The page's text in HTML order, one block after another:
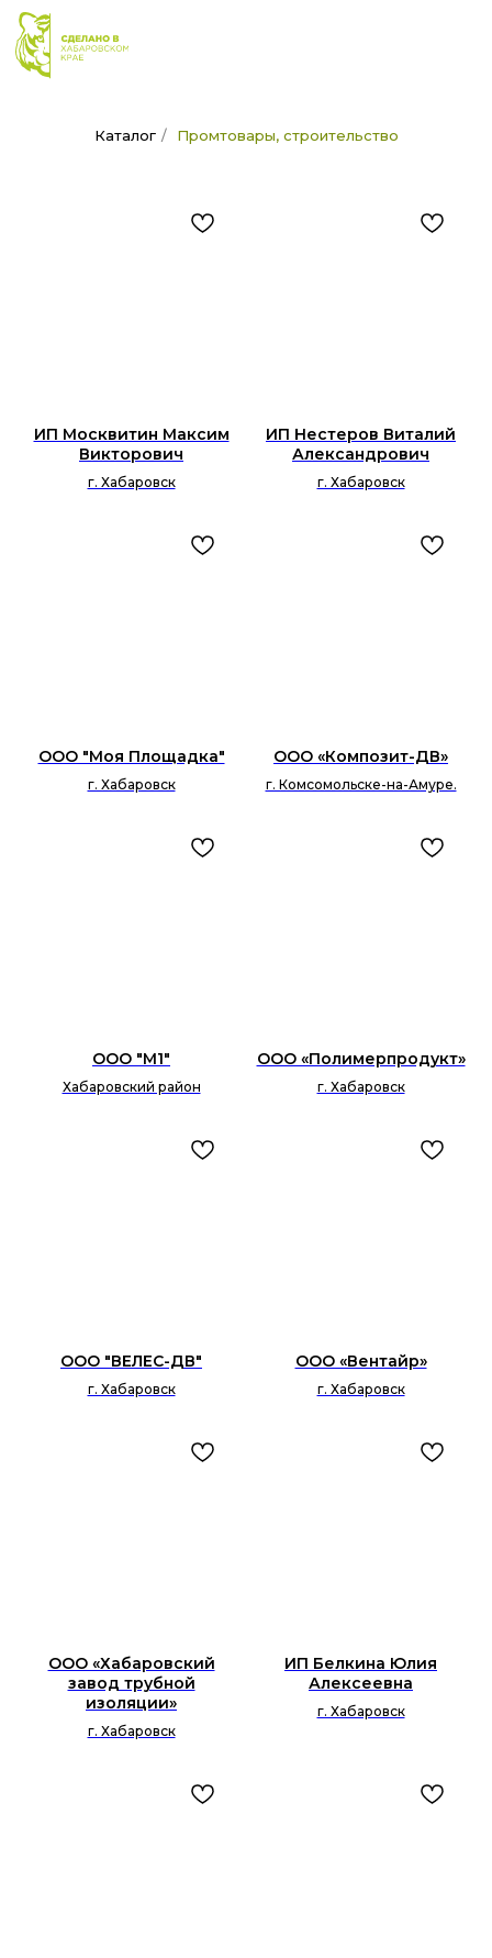
Каталог / Промтовары, строительство
ИП Москвитин Максим
Викторович
г. Хабаровск
ИП Нестеров Виталий
Александрович
г. Хабаровск
ООО "Моя Площадка"
г. Хабаровск
ООО «Композит-ДВ»
г. Комсомольске-на-Амуре.
ООО "М1"
Хабаровский район
ООО «Полимерпродукт»
г. Хабаровск
ООО "ВЕЛЕС-ДВ"
г. Хабаровск
ООО «Вентайр»
г. Хабаровск
ООО «Хабаровский
завод трубной
изоляции»
г. Хабаровск
ИП Белкина Юлия
Алексеевна
г. Хабаровск